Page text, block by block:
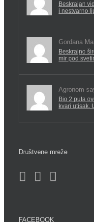
Beskrajan
i nestvarno
Gordana
Beskrajno
mir pod
Agronom
Bio 2 puta
kvari utisak.
Društvene mreže
FACEBOOK